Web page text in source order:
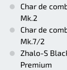
Char de
Mk.2
Char de
Mk.7/2
Zhalo-S
Premium